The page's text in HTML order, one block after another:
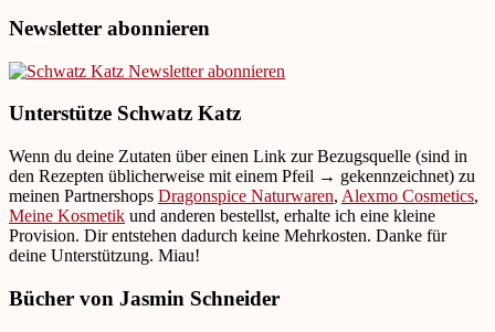
Newsletter abonnieren
Unterstütze Schwatz Katz
Wenn du deine Zutaten über einen Link zur Bezugsquelle (sind in
den Rezepten üblicherweise mit einem Pfeil → gekennzeichnet) zu
meinen Partnershops Dragonspice Naturwaren, Alexmo Cosmetics,
Meine Kosmetik und anderen bestellst, erhalte ich eine kleine
Provision. Dir entstehen dadurch keine Mehrkosten. Danke für
deine Unterstützung. Miau!
Bücher von Jasmin Schneider